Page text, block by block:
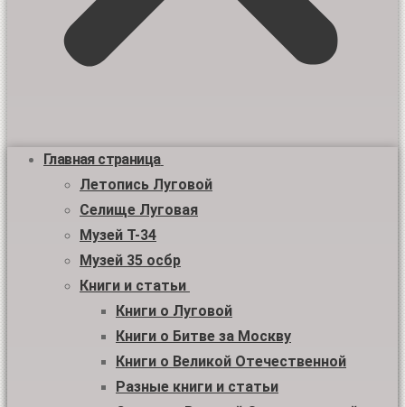
Главная страница
Летопись Луговой
Селище Луговая
Музей Т-34
Музей 35 осбр
Книги и статьи
Книги о Луговой
Книги о Битве за Москву
Книги о Великой Отечественной
Разные книги и статьи